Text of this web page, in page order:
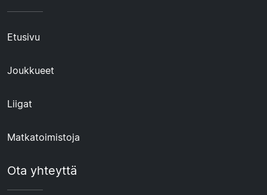
Etusivu
Joukkueet
Liigat
Matkatoimistoja
Ota yhteyttä